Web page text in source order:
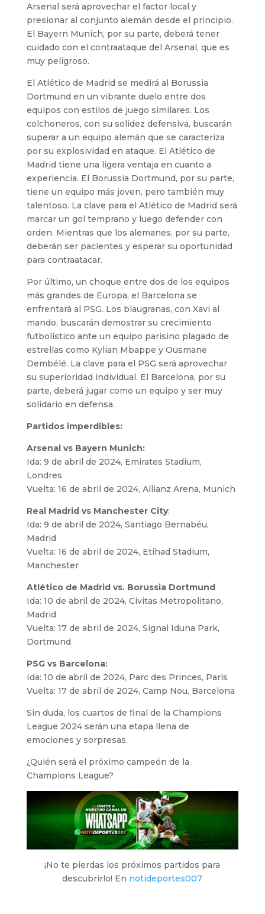
Arsenal será aprovechar el factor local y
presionar al conjunto alemán desde el principio.
El Bayern Munich, por su parte, deberá tener
cuidado con el contraataque del Arsenal, que es
muy peligroso.
El Atlético de Madrid se medirá al Borussia
Dortmund en un vibrante duelo entre dos
equipos con estilos de juego similares. Los
colchoneros, con su solidez defensiva, buscarán
superar a un equipo alemán que se caracteriza
por su explosividad en ataque. El Atlético de
Madrid tiene una ligera ventaja en cuanto a
experiencia. El Borussia Dortmund, por su parte,
tiene un equipo más joven, pero también muy
talentoso. La clave para el Atlético de Madrid será
marcar un gol temprano y luego defender con
orden. Mientras que los alemanes, por su parte,
deberán ser pacientes y esperar su oportunidad
para contraatacar.
Por último, un choque entre dos de los equipos
más grandes de Europa, el Barcelona se
enfrentará al PSG. Los blaugranas, con Xavi al
mando, buscarán demostrar su crecimiento
futbolístico ante un equipo parisino plagado de
estrellas como Kylian Mbappe y Ousmane
Dembélé. La clave para el PSG será aprovechar
su superioridad individual. El Barcelona, por su
parte, deberá jugar como un equipo y ser muy
solidario en defensa.
Partidos imperdibles:
Arsenal vs Bayern Munich:
Ida: 9 de abril de 2024, Emirates Stadium,
Londres
Vuelta: 16 de abril de 2024, Allianz Arena, Munich
Real Madrid vs Manchester City:
Ida: 9 de abril de 2024, Santiago Bernabéu,
Madrid
Vuelta: 16 de abril de 2024, Etihad Stadium,
Manchester
Atlético de Madrid vs. Borussia Dortmund
Ida: 10 de abril de 2024, Civitas Metropolitano,
Madrid
Vuelta: 17 de abril de 2024, Signal Iduna Park,
Dortmund
PSG vs Barcelona:
Ida: 10 de abril de 2024, Parc des Princes, París
Vuelta: 17 de abril de 2024, Camp Nou, Barcelona
Sin duda, los cuartos de final de la Champions
League 2024 serán una etapa llena de
emociones y sorpresas.
¿Quién será el próximo campeón de la
Champions League?
¡No te pierdas los próximos partidos para
descubrirlo! En notideportes007